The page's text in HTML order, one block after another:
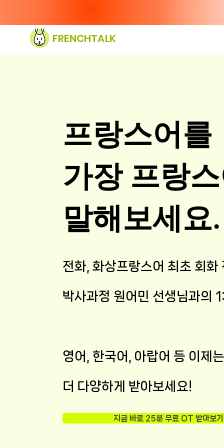
FRENCHTALK
프랑스어를
가장 프랑스
말해보세요.
전화, 화상프랑스어 최초 회화
박사과정 원어민 선생님과의
영어, 한국어, 아랍어 등 이제
더 다양하게 받아보세요!
지금 바로 25분 무료 OT 받아보기